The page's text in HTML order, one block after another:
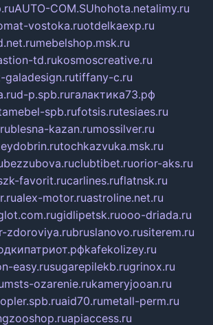
AUTO-COM.SUhohota.netalimy.ru
vostoka.ruotdelkaexp.ru
mebelshop.msk.ru
td.rukosmoscreative.ru
galadesign.rutiffany-c.ru
d-p.spb.ruгалактика73.рф
spb.rufotsis.rutesiaes.ru
blesna-kazan.rumossilver.ru
tochkazvuka.msk.ru
bezzubova.ruclubtibet.ruorior-aks.ru
favorit.rucarlines.ruflatnsk.ru
alex-motor.ruastroline.net.ru
gidlipetsk.ruooo-driada.ru
zdoroviya.rubruslanovo.rusiterem.ru
kafekolizey.ru
easy.rusugarepilekb.rugrinox.ru
msts-ozarenie.rukameryjooan.ru
aid70.rumetall-perm.ru
apiaccess.ru